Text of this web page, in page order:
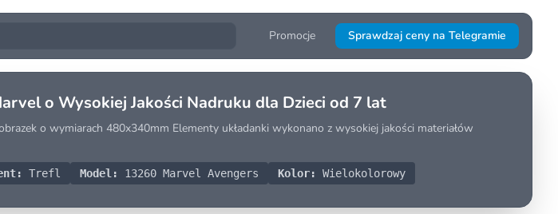
Promocje Sprawdzaj ceny na Telegramie
o Wysokiej Jakości Nadruku dla Dzieci od 7 lat
o wymiarach 480x340mm Elementy układanki wykonano z wysokiej jakości materiałów
Trefl Model: 13260 Marvel Avengers Kolor: Wielokolorowy